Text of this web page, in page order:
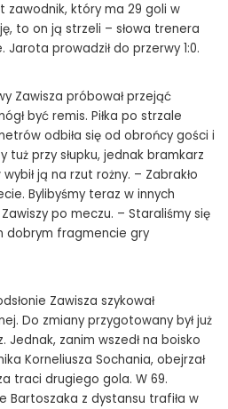
zawodnik, który ma 29 goli w
to on ją strzeli – słowa trenera
Jarota prowadził do przerwy 1:0.
Zawisza próbował przejąć
być remis. Piłka po strzale
odbiła się od obrońcy gości i
tuż przy słupku, jednak bramkarz
ją na rzut rożny. – Zabrakło
Bylibyśmy teraz w innych
po meczu. – Staraliśmy się
dobrym fragmencie gry
Zawisza szykował
Do zmiany przygotowany był już
Jednak, zanim wszedł na boisko
Korneliusza Sochania, obejrzał
traci drugiego gola. W 69.
Bartoszaka z dystansu trafiła w